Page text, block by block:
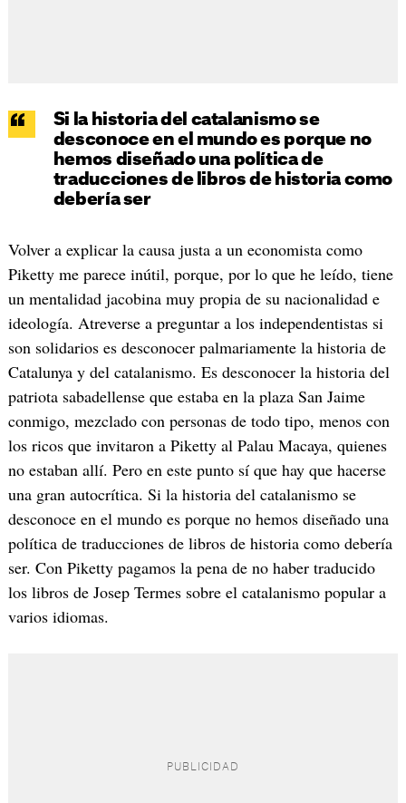
Si la historia del catalanismo se
desconoce en el mundo es porque no
hemos diseñado una política de
traducciones de libros de historia como
debería ser
Volver a explicar la causa justa a un economista como
Piketty me parece inútil, porque, por lo que he leído, tiene
un mentalidad jacobina muy propia de su nacionalidad e
ideología. Atreverse a preguntar a los independentistas si
son solidarios es desconocer palmariamente la historia de
Catalunya y del catalanismo. Es desconocer la historia del
patriota sabadellense que estaba en la plaza San Jaime
conmigo, mezclado con personas de todo tipo, menos con
los ricos que invitaron a Piketty al Palau Macaya, quienes
no estaban allí. Pero en este punto sí que hay que hacerse
una gran autocrítica. Si la historia del catalanismo se
desconoce en el mundo es porque no hemos diseñado una
política de traducciones de libros de historia como debería
ser. Con Piketty pagamos la pena de no haber traducido
los libros de Josep Termes sobre el catalanismo popular a
varios idiomas.